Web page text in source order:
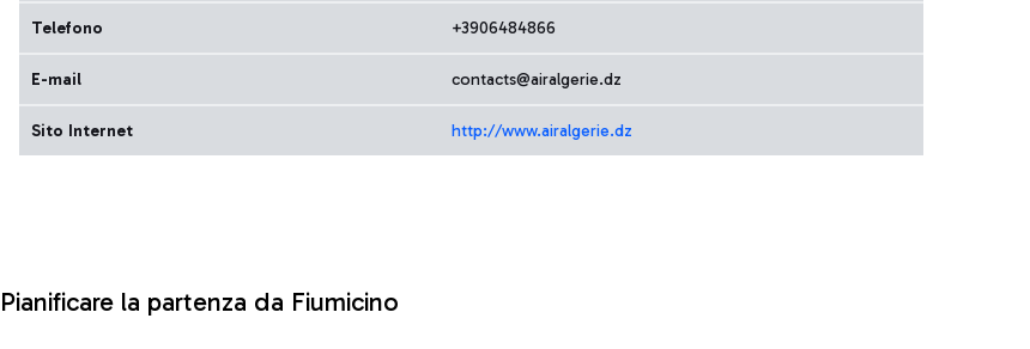
Telefono +3906484866
E-mail contacts@airalgerie.dz
Sito Internet http://www.airalgerie.dz
Pianificare la partenza da Fiumicino